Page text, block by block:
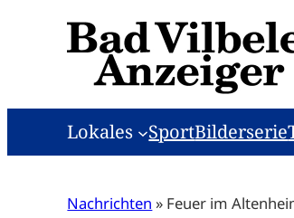
Lokales SportBilderserie
Nachrichten » Feuer im